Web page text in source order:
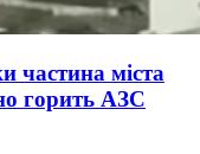
частина міста
горить АЗС